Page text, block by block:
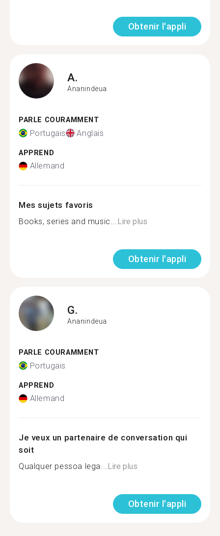
Obtenir l'appli
A.
Ananindeua
PARLE COURAMMENT
Portugais Anglais
APPREND
Allemand
Mes sujets favoris
Books, series and music...Lire plus
Obtenir l'appli
G.
Ananindeua
PARLE COURAMMENT
Portugais
APPREND
Allemand
Je veux un partenaire de conversation qui
soit
Qualquer pessoa lega...Lire plus
Obtenir l'appli